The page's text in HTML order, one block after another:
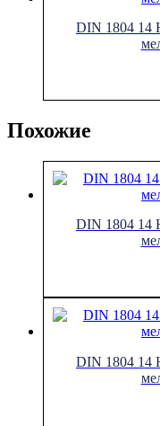
DIN 1804 14
Похожие
DIN 1804 14
DIN 1804 14